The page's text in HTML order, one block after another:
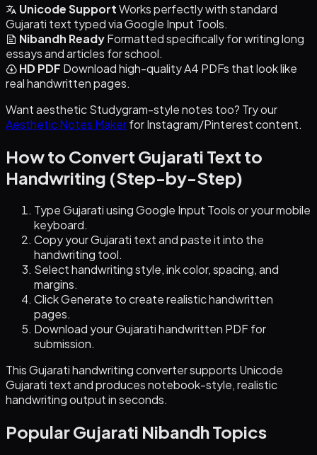
Unicode SupportWorks perfectly with standard
Gujarati text typed via Google Input Tools.
Nibandh ReadyFormatted specifically for writing long
essays and articles for school.
HD PDF Download high-quality A4 PDFs that look like
real handwritten pages.
Want aesthetic Studygram-style notes too? Try our
Aesthetic Notes Makerfor Instagram/Pinterest content.
How to Convert Gujarati Text to
Handwriting (Step-by-Step)
Type Gujarati using Google Input Tools or your mobile
keyboard.
Copy your Gujarati text and paste it into the
handwriting tool.
Select handwriting style, ink color, spacing, and
margins.
Click Generate to create realistic handwritten
pages.
Download your Gujarati handwritten PDF for
submission.
This Gujarati handwriting converter supports Unicode
Gujarati text and produces notebook-style, realistic
handwriting output in seconds.
Popular Gujarati Nibandh Topics